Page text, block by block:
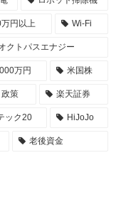
円以上 Wi-Fi
クトパスエナジー
万円 米国株
策 楽天証券
ック20 HiJoJo
老後資金